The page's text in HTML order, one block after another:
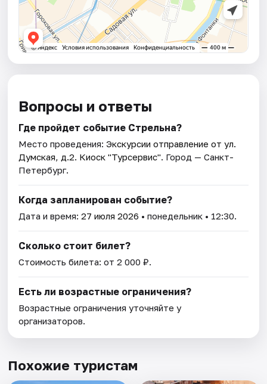
Вопросы и ответы
Где пройдет событие Стрельна?
Место проведения:Экскурсии отправление от ул.
Думская, д.2. Киоск "Турсервис". Город — Санкт-
Петербург.
Когда запланирован событие?
Дата и время:27 июля 2026 • понедельник • 12:30.
Сколько стоит билет?
Стоимость билета: от 2 000 ₽.
Есть ли возрастные ограничения?
Возрастные ограничения уточняйте у
организаторов.
Похожие туристам